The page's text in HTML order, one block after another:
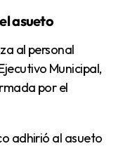
asueto
Municipal,
por el